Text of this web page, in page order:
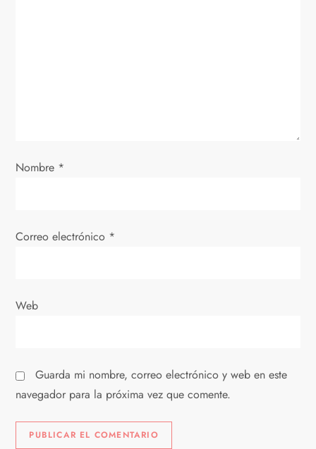
e
a
a
s
Nombre *
Correo electrónico *
Web
Guarda mi nombre, correo electrónico y web en este
navegador para la próxima vez que comente.